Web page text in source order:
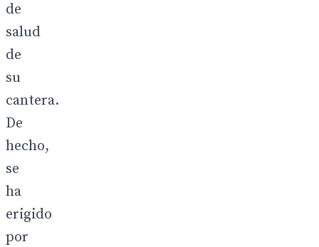
de
salud
de
su
cantera.
De
hecho,
se
ha
erigido
por